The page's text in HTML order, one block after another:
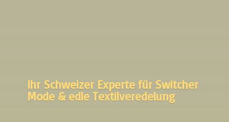
Ihr Schweizer Experte für Switcher
Mode & edle Textilveredelung